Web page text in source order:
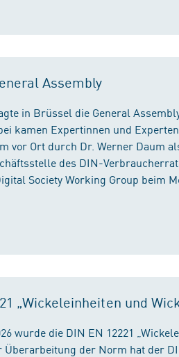
Assembly
in Brüssel die General
kamen Expertinnen und
vor Ort durch Dr. Werner Daum
des DIN-
Society Working Group beim
„Wickeleinheiten und
wurde die DIN EN 12221
Überarbeitung der Norm hat der